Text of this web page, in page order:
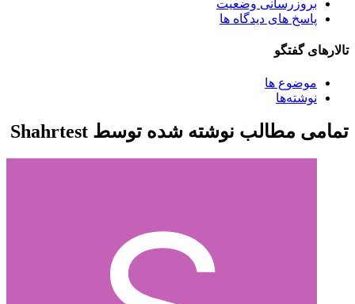
بروزرسانی وضعیت
پاسخ های دیدگاه ها
تالارهای گفتگو
موضوع ها
نوشته‌ها
تمامی مطالب نوشته شده توسط Shahrtest